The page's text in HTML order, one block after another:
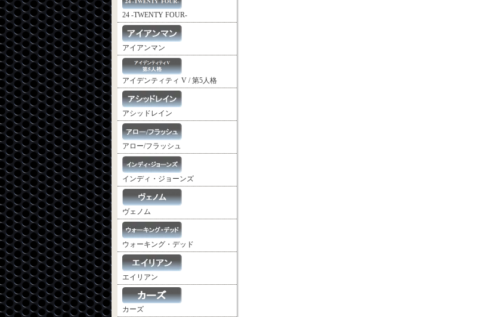
24 -TWENTY FOUR-
アイアンマン
アイデンティティ V / 第5人格
アシッドレイン
アロー/フラッシュ
インディ・ジョーンズ
ヴェノム
ウォーキング・デッド
エイリアン
カーズ